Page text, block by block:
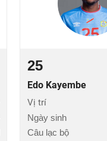
25
Edo Kayembe
Vị trí
Ngày sinh
Câu lạc bộ